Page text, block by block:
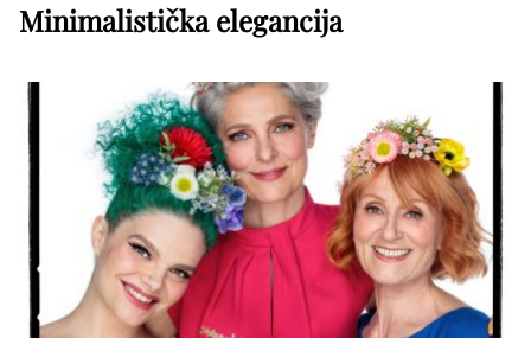
Minimalistička elegancija